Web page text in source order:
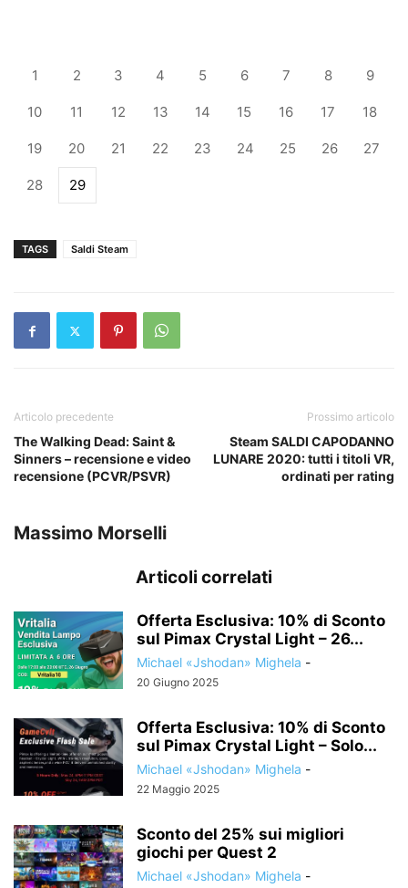
1 2 3 4 5 6 7 8 9
10 11 12 13 14 15 16 17 18
19 20 21 22 23 24 25 26 27
28 29
TAGS Saldi Steam
Articolo precedente
The Walking Dead: Saint &
Sinners – recensione e video
recensione (PCVR/PSVR)
Prossimo articolo
Steam SALDI CAPODANNO
LUNARE 2020: tutti i titoli VR,
ordinati per rating
Massimo Morselli
Articoli correlati
Offerta Esclusiva: 10% di Sconto
sul Pimax Crystal Light – 26...
Michael «Jshodan» Mighela -
20 Giugno 2025
Offerta Esclusiva: 10% di Sconto
sul Pimax Crystal Light – Solo...
Michael «Jshodan» Mighela -
22 Maggio 2025
Sconto del 25% sui migliori
giochi per Quest 2
Michael «Jshodan» Mighela -